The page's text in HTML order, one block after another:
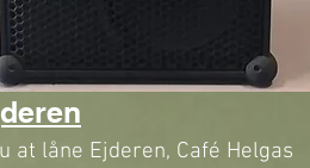
at låne Ejderen, Café Helgas